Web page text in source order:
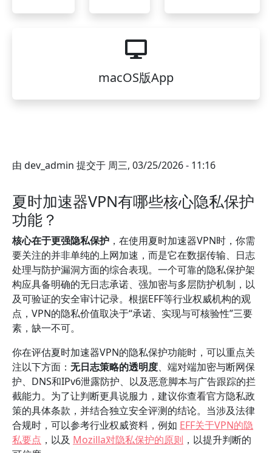
macOS版App
由 dev_admin 提交于 周三, 03/25/2026 - 11:16
夏时加速器VPN有哪些核心隐私保护
功能？
核心在于更强隐私保护 ，在使用夏时加速器VPN时，你需
要关注的并非单纯的上网加速，而是它在数据传输、日志
处理与防护漏洞方面的综合表现。一个可靠的隐私保护架
构应具备明确的无日志承诺、强加密与多层防护机制，以
及可验证的安全审计记录。根据EFF等行业权威机构的观
点，VPN的隐私价值取决于“承诺、实现与可核验性”三要
素，缺一不可。
你在评估夏时加速器VPN的隐私保护功能时，可以重点关
注以下方面： 无日志策略的透明度、端对端加密与断网保
护、DNS和IPv6泄露防护、以及恶意脚本与广告跟踪的拦
截能力。为了让判断更具说服力，建议你查看官方隐私政
策的具体条款，并结合独立安全评测的结论。当涉及法律
合规时，可以参考行业权威资料，例如 EFF关于VPN的隐
私要点 ，以及 Mozilla对隐私保护的原则 ，以提升判断的